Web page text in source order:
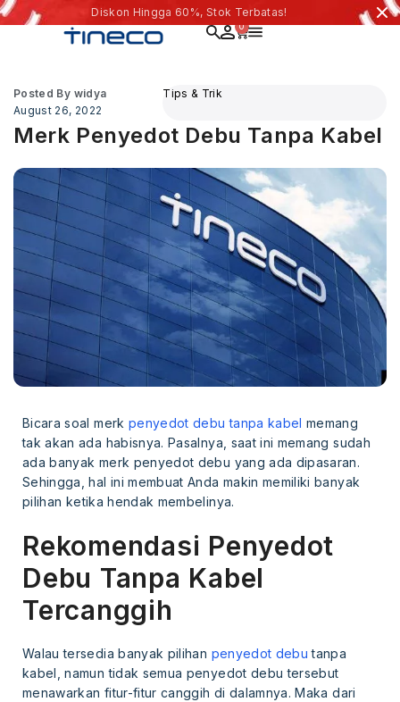
Diskon Hingga 60%, Stok Terbatas!
0
Posted By widya
August 26, 2022
Tips & Trik
Merk Penyedot Debu Tanpa Kabel
Bicara soal merk penyedot debu tanpa kabel memang
tak akan ada habisnya. Pasalnya, saat ini memang sudah
ada banyak merk penyedot debu yang ada dipasaran.
Sehingga, hal ini membuat Anda makin memiliki banyak
pilihan ketika hendak membelinya.
Rekomendasi Penyedot
Debu Tanpa Kabel
Tercanggih
Walau tersedia banyak pilihan penyedot debu tanpa
kabel, namun tidak semua penyedot debu tersebut
menawarkan fitur-fitur canggih di dalamnya. Maka dari